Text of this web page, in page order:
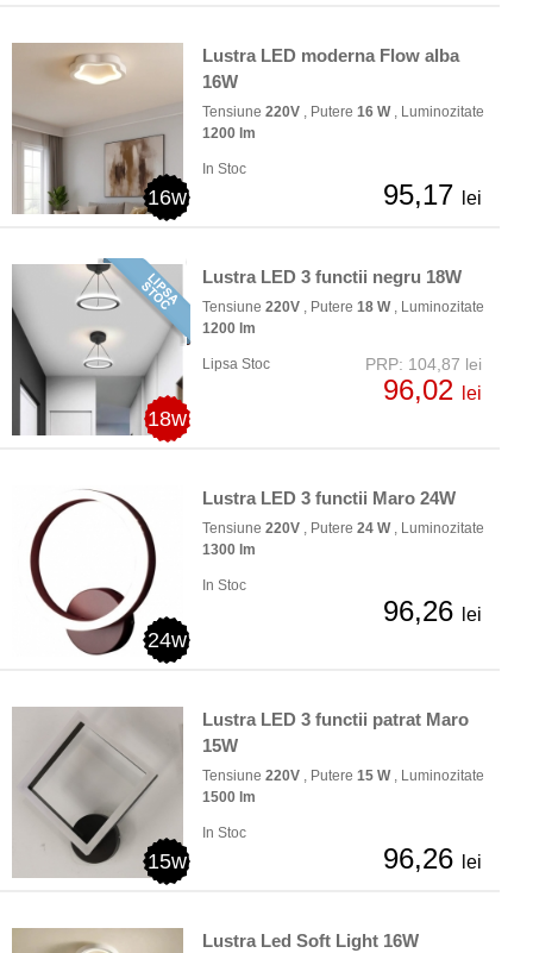
16w
Lustra LED moderna Flow alba
16W
Tensiune 220V , Putere 16 W, Luminozitate
1200 lm
In Stoc
95,17 lei
18w
Lustra LED 3 functii negru 18W
Tensiune 220V , Putere 18 W, Luminozitate
1200 lm
Lipsa Stoc PRP: 104,87 lei
96,02 lei
24w
Lustra LED 3 functii Maro 24W
Tensiune 220V , Putere 24 W, Luminozitate
1300 lm
In Stoc
96,26 lei
15w
Lustra LED 3 functii patrat Maro
15W
Tensiune 220V , Putere 15 W, Luminozitate
1500 lm
In Stoc
96,26 lei
Lustra Led Soft Light 16W